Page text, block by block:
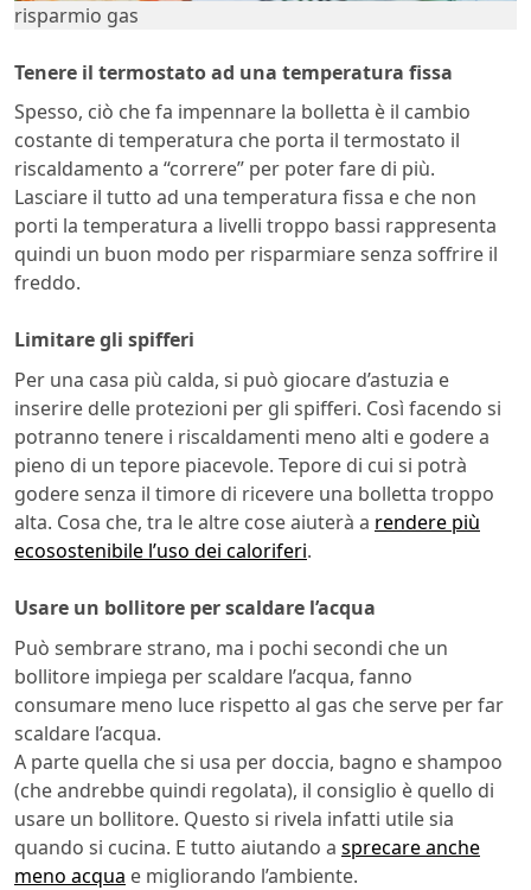
risparmio gas
Tenere il termostato ad una temperatura fissa
Spesso, ciò che fa impennare la bolletta è il cambio
costante di temperatura che porta il termostato il
riscaldamento a “correre” per poter fare di più.
Lasciare il tutto ad una temperatura fissa e che non
porti la temperatura a livelli troppo bassi rappresenta
quindi un buon modo per risparmiare senza soffrire il
freddo.
Limitare gli spifferi
Per una casa più calda, si può giocare d’astuzia e
inserire delle protezioni per gli spifferi. Così facendo si
potranno tenere i riscaldamenti meno alti e godere a
pieno di un tepore piacevole. Tepore di cui si potrà
godere senza il timore di ricevere una bolletta troppo
alta. Cosa che, tra le altre cose aiuterà a rendere più
ecosostenibile l’uso dei caloriferi.
Usare un bollitore per scaldare l’acqua
Può sembrare strano, ma i pochi secondi che un
bollitore impiega per scaldare l’acqua, fanno
consumare meno luce rispetto al gas che serve per far
scaldare l’acqua.
A parte quella che si usa per doccia, bagno e shampoo
(che andrebbe quindi regolata), il consiglio è quello di
usare un bollitore. Questo si rivela infatti utile sia
quando si cucina. E tutto aiutando a sprecare anche
meno acqua e migliorando l’ambiente.